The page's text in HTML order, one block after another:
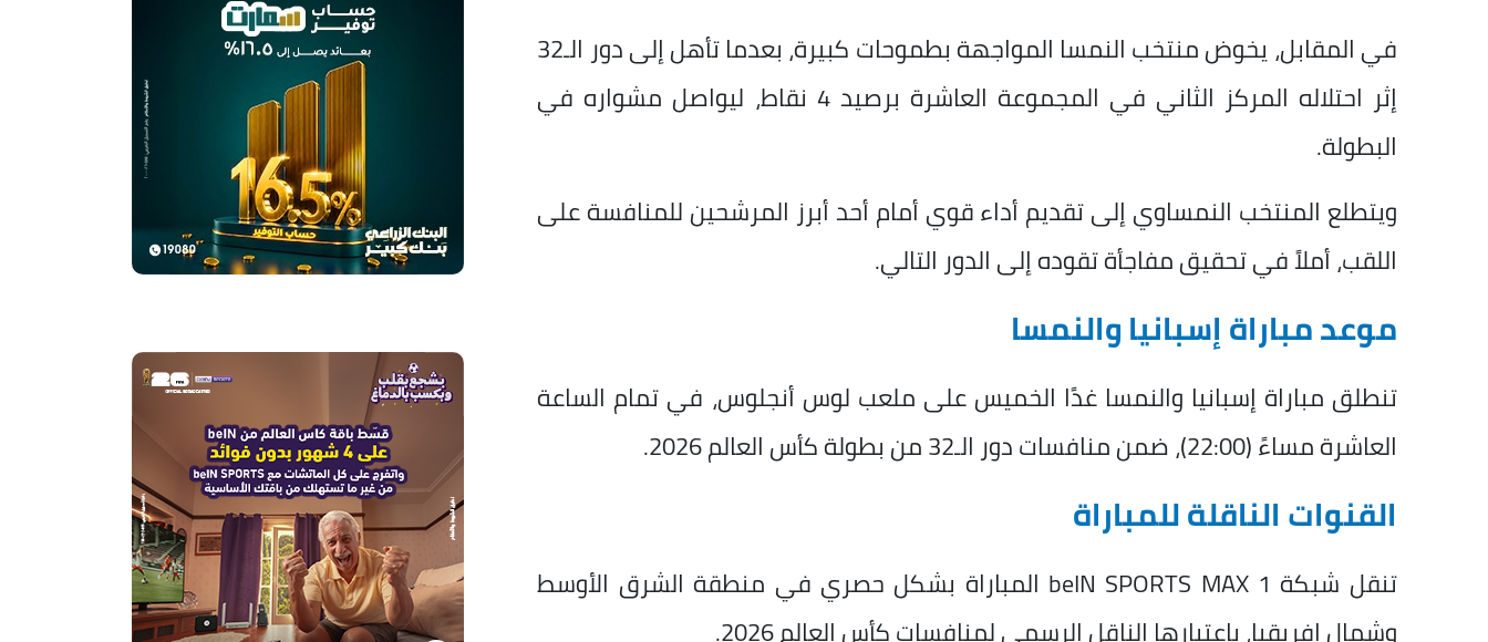
في المقابل، يخوض منتخب النمسا المواجهة بطموحات كبيرة، بعدما تأهل إلى دور الـ32
إثر احتلاله المركز الثاني في المجموعة العاشرة برصيد 4 نقاط، ليواصل مشواره في
البطولة.
ويتطلع المنتخب النمساوي إلى تقديم أداء قوي أمام أحد أبرز المرشحين للمنافسة على
اللقب، أملاً في تحقيق مفاجأة تقوده إلى الدور التالي.
موعد مباراة إسبانيا والنمسا
تنطلق مباراة إسبانيا والنمسا غدًا الخميس على ملعب لوس أنجلوس، في تمام الساعة
العاشرة مساءً (22:00)، ضمن منافسات دور الـ32 من بطولة كأس العالم 2026.
القنوات الناقلة للمباراة
تنقل شبكة beIN SPORTS MAX 1 المباراة بشكل حصري في منطقة الشرق الأوسط
وشمال إفريقيا، باعتبارها الناقل الرسمي لمنافسات كأس العالم 2026.